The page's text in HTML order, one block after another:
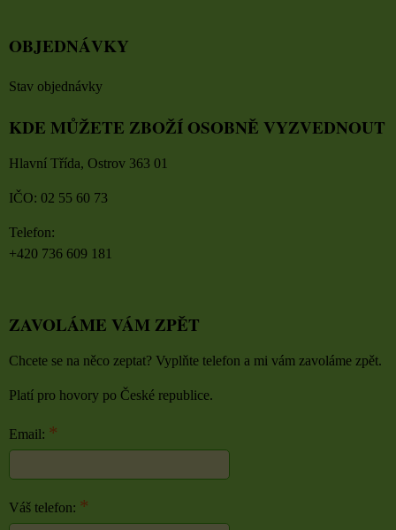
OBJEDNÁVKY
Stav objednávky
KDE MŮŽETE ZBOŽÍ OSOBNĚ VYZVEDNOUT
Hlavní Třída, Ostrov 363 01
IČO: 02 55 60 73
Telefon:
+420 736 609 181
ZAVOLÁME VÁM ZPĚT
Chcete se na něco zeptat? Vyplňte telefon a mi vám zavoláme zpět.
Platí pro hovory po České republice.
Email: *
Váš telefon: *